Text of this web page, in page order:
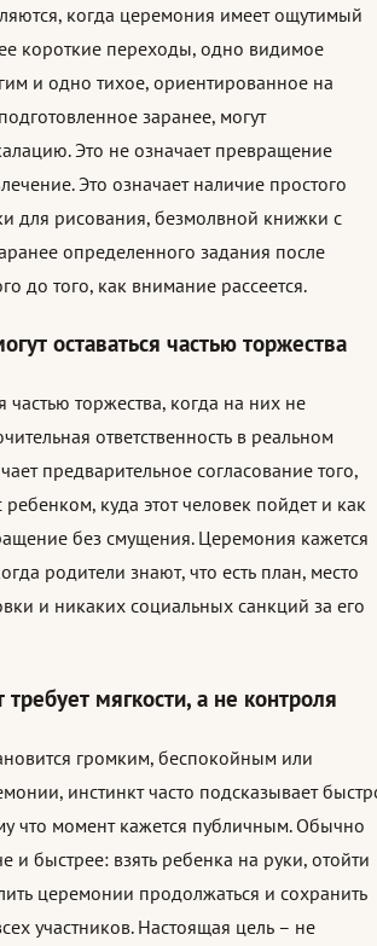
когда церемония имеет ощутимый
короткие переходы, одно видимое
и одно тихое, ориентированное на
заранее, могут
Это не означает превращение
Это означает наличие простого
для рисования, безмолвной книжки с
определенного задания после
до того, как внимание рассеется.
оставаться частью торжества
частью торжества, когда на них не
ответственность в реальном
предварительное согласование того,
куда этот человек пойдет и как
без смущения. Церемония кажется
родители знают, что есть план, место
и никаких социальных санкций за его
мягкости, а не контроля
громким, беспокойным или
инстинкт часто подсказывает
что момент кажется публичным. Обычно
и быстрее: взять ребенка на руки, отойти
церемонии продолжаться и сохранить
участников. Настоящая цель – не